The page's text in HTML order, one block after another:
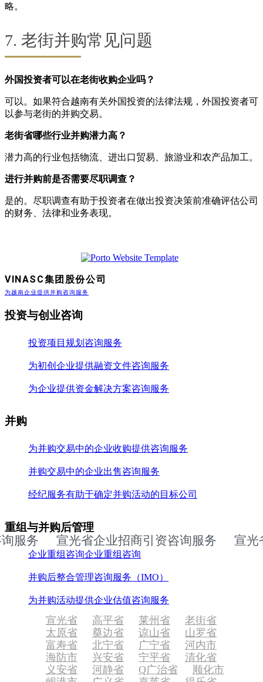
略。
7. 老街并购常见问题
外国投资者可以在老街收购企业吗？
可以。如果符合越南有关外国投资的法律法规，外国投资者可
以参与老街的并购交易。
老街省哪些行业并购潜力高？
潜力高的行业包括物流、进出口贸易、旅游业和农产品加工。
进行并购前是否需要尽职调查？
是的。尽职调查有助于投资者在做出投资决策前准确评估公司
的财务、法律和业务表现。
VINASC集团股份公司
为越南企业提供并购咨询服务
投资与创业咨询
投资项目规划咨询服务
为初创企业提供融资文件咨询服务
为企业提供资金解决方案咨询服务
并购
为并购交易中的企业收购提供咨询服务
并购交易中的企业出售咨询服务
经纪服务有助于确定并购活动的目标公司
重组与并购后管理
企业重组咨询企业重组咨询
并购后整合管理咨询服务（IMO）
为并购活动提供企业估值咨询服务
务 宣光省企业招商引资咨询服务 宣光省
宣光省 高平省 莱州省
老街省
太原省
奠边省 谅山省
山罗省
富寿省
北宁省 广宁省
河内市
海防市
兴安省 宁平省
清化省
义安省
河静省 Q广治省
顺化市